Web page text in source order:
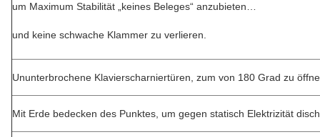
um Maximum Stabilität „keines Beleges“ anzubieten…
und keine schwache Klammer zu verlieren.
Ununterbrochene Klavierscharniertüren, zum von 180 Grad zu
Mit Erde bedecken des Punktes, um gegen statisch Elektrizität